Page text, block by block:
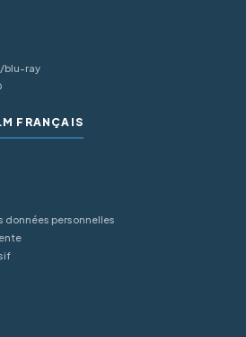
blu-ray
FRANÇAIS
données personnelles